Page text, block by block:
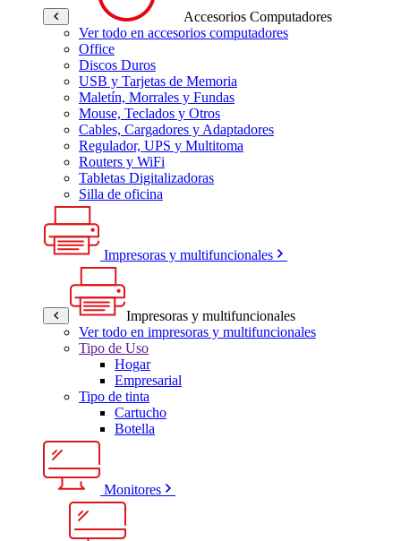
Accesorios Computadores
Ver todo en accesorios computadores
Office
Discos Duros
USB y Tarjetas de Memoria
Maletín, Morrales y Fundas
Mouse, Teclados y Otros
Cables, Cargadores y Adaptadores
Regulador, UPS y Multitoma
Routers y WiFi
Tabletas Digitalizadoras
Silla de oficina
Impresoras y multifuncionales
Impresoras y multifuncionales
Ver todo en impresoras y multifuncionales
Tipo de Uso
Hogar
Empresarial
Tipo de tinta
Cartucho
Botella
Monitores